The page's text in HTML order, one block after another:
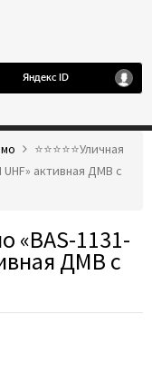
⭐️⭐️⭐️⭐️⭐️Уличная
активная ДМВ с
«BAS-1131-
ДМВ с